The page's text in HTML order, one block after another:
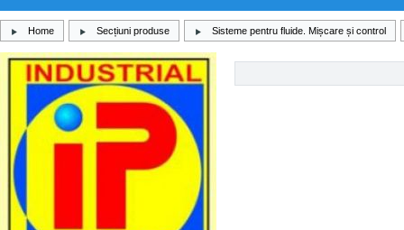
Home Secțiuni produse Sisteme pentru fluide. Mișcare și control